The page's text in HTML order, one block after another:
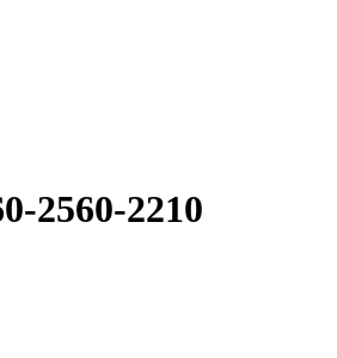
2560-2210